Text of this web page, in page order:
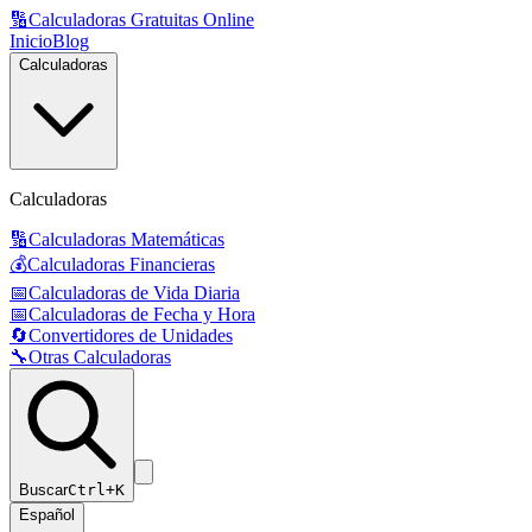
🔢Calculadoras Gratuitas Online
InicioBlog
Calculadoras
Calculadoras
🔢Calculadoras Matemáticas
💰Calculadoras Financieras
📅Calculadoras de Vida Diaria
📅Calculadoras de Fecha y Hora
🔄Convertidores de Unidades
🔧Otras Calculadoras
BuscarCtrl+K
Español